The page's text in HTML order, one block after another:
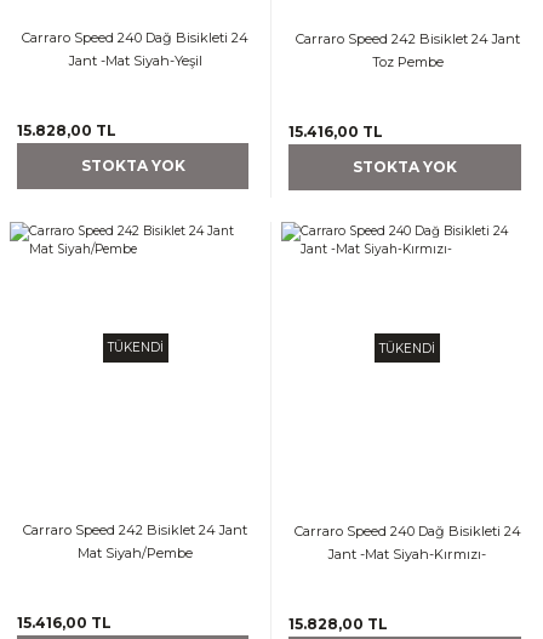
Carraro Speed 240 Dağ Bisikleti 24
Jant -Mat Siyah-Yeşil
15.828,00 TL
STOKTA YOK
Carraro Speed 242 Bisiklet 24 Jant
Toz Pembe
15.416,00 TL
STOKTA YOK
TÜKENDİ
Carraro Speed 242 Bisiklet 24 Jant
Mat Siyah/Pembe
15.416,00 TL
TÜKENDİ
Carraro Speed 240 Dağ Bisikleti 24
Jant -Mat Siyah-Kırmızı-
15.828,00 TL